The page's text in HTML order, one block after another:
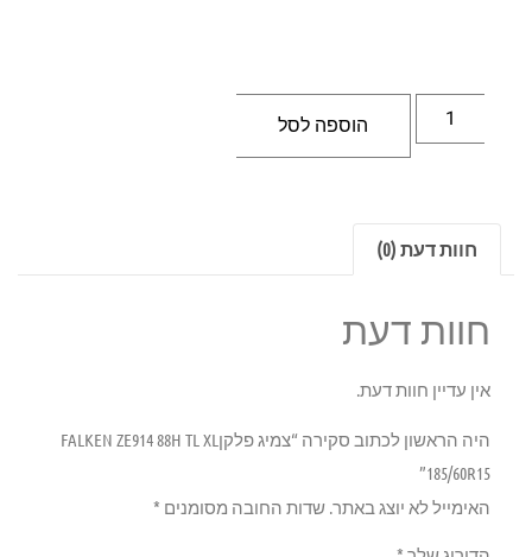
הוספה לסל
חוות דעת (0)
חוות דעת
אין עדיין חוות דעת.
היה הראשון לכתוב סקירה “צמיג פלקןFALKEN ZE914 88H TL XL
185/60R15”
האימייל לא יוצג באתר.שדות החובה מסומנים*